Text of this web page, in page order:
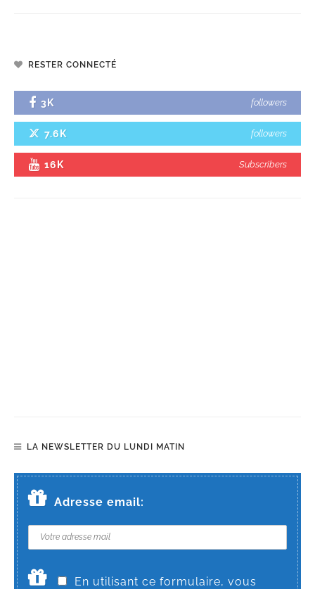
RESTER CONNECTÉ
3K followers
7.6K followers
16K Subscribers
LA NEWSLETTER DU LUNDI MATIN
Adresse email:
En utilisant ce formulaire, vous